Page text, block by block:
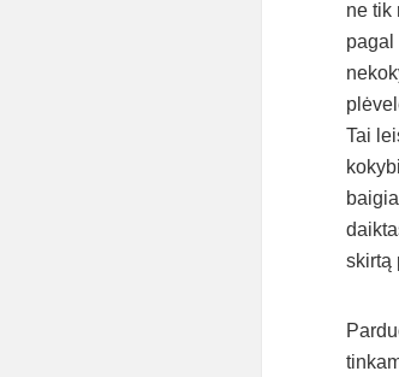
ne tik
pagal
Tai
skirtą